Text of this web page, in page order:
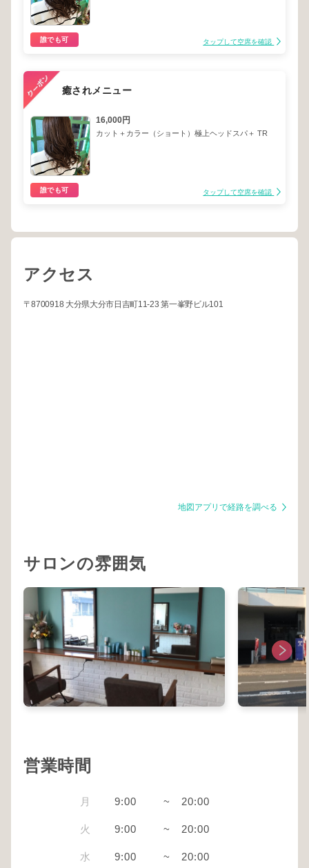
誰でも可 タップして空席を確認
癒されメニュー
16,000円
カット＋カラー（ショート）極上ヘッドスパ＋ TR
誰でも可 タップして空席を確認
アクセス
〒8700918 大分県大分市日吉町11-23 第一峯野ビル101
地図アプリで経路を調べる
サロンの雰囲気
営業時間
月 9:00 ~ 20:00
火 9:00 ~ 20:00
水 9:00 ~ 20:00